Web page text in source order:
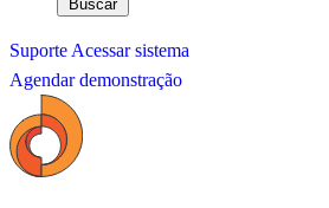
Buscar
Suporte Acessar sistema
Agendar demonstração